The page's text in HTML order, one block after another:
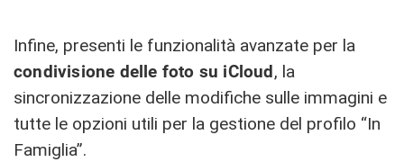
Infine, presenti le funzionalità avanzate per la
condivisione delle foto su iCloud, la
sincronizzazione delle modifiche sulle immagini e
tutte le opzioni utili per la gestione del profilo “In
Famiglia”.